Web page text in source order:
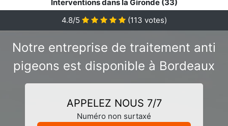
Interventions dans la Gironde (33)
4.8/5
(113 votes)
Notre entreprise de traitement anti
pigeons est disponible à Bordeaux
APPELEZ NOUS 7/7
Numéro non surtaxé